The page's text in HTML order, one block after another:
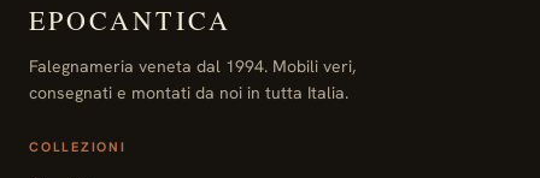
EPOCANTICA
Falegnameria veneta dal 1994. Mobili veri,
consegnati e montati da noi in tutta Italia.
COLLEZIONI